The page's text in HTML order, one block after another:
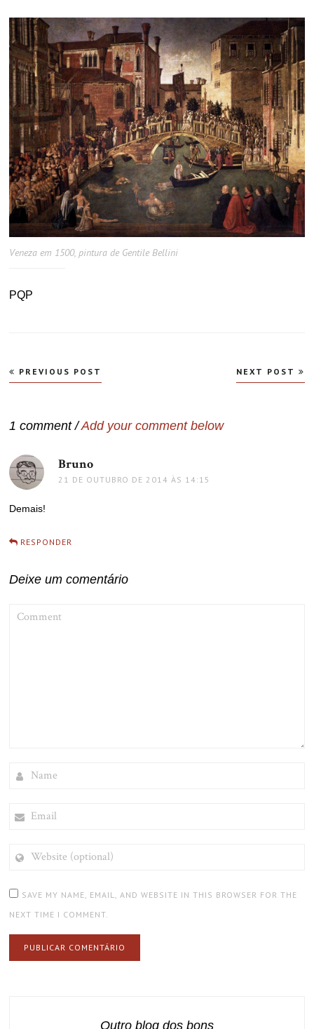
Veneza em 1500, pintura de Gentile Bellini
PQP
Navegação
de
PREVIOUS POST NEXT POST
1 comment /Add your comment below
Bruno
21 DE OUTUBRO DE 2014 ÀS 14:15
Demais!
RESPONDER
Deixe um comentário
(OPTIONAL)
SAVE MY NAME, EMAIL, AND WEBSITE IN THIS BROWSER FOR THE
NEXT TIME I COMMENT.
Outro blog dos bons